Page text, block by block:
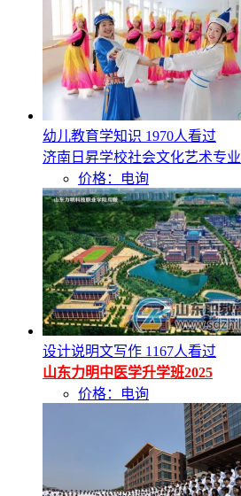
幼儿教育学知识 1970人看过
济南日昇学校社会文化艺术专业
价格：电询
设计说明文写作 1167人看过
山东力明中医学升学班2025
价格：电询